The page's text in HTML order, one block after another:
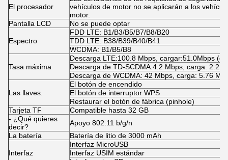
El procesador
vehículos de motor no se aplicarán a los
motor.
Pantalla LCD
No se puede optar
Espectro
FDD LTE: B1/B3/B5/B7/B8/B20
TDD LTE: B38/B39/B40/B41
WCDMA: B1/B5/B8
Tasa máxima
Descarga LTE:100.8 Mbps, cargar:51.0Mbps
Descarga de TD-SCDMA:4.2 Mbps, carga: 2.2
Descarga de WCDMA: 42 Mbps, carga: 5.76
Las llaves.
El botón de encendido
El botón de interruptor WPS
Restaurar el botón de fábrica (pinhole)
Tarjeta TF
Compatible hasta 32 GB
- ¿Qué quieres
decir?
Apoyo 802.11 b/g/n
La batería
Batería de litio de 3000 mAh
Interfaz
Interfaz MicroUSB
Interfaz USIM estándar